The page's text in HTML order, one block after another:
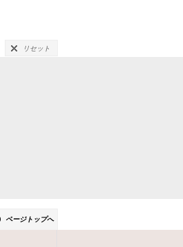
リセット
ページトップへ